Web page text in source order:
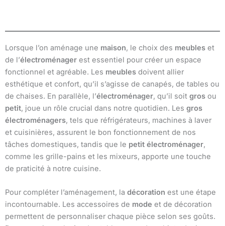
Lorsque l’on aménage une maison, le choix des meubles et
de l’électroménager est essentiel pour créer un espace
fonctionnel et agréable. Les meubles doivent allier
esthétique et confort, qu’il s’agisse de canapés, de tables ou
de chaises. En parallèle, l’électroménager, qu’il soit gros ou
petit, joue un rôle crucial dans notre quotidien. Les gros
électroménagers, tels que réfrigérateurs, machines à laver
et cuisinières, assurent le bon fonctionnement de nos
tâches domestiques, tandis que le petit électroménager,
comme les grille-pains et les mixeurs, apporte une touche
de praticité à notre cuisine.
Pour compléter l’aménagement, la décoration est une étape
incontournable. Les accessoires de mode et de décoration
permettent de personnaliser chaque pièce selon ses goûts.